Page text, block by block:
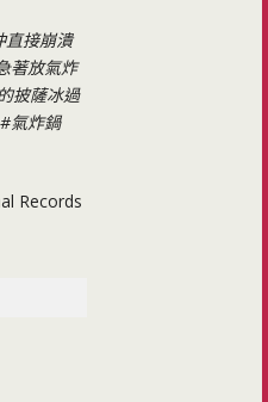
直接崩潰
著放氣炸
披薩冰過
#氣炸鍋
Records